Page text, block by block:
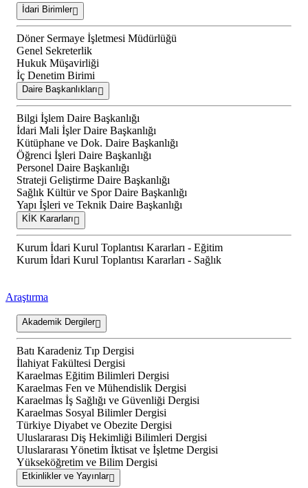
İdari Birimler
Döner Sermaye İşletmesi Müdürlüğü
Genel Sekreterlik
Hukuk Müşavirliği
İç Denetim Birimi
Daire Başkanlıkları
Bilgi İşlem Daire Başkanlığı
İdari Mali İşler Daire Başkanlığı
Kütüphane ve Dok. Daire Başkanlığı
Öğrenci İşleri Daire Başkanlığı
Personel Daire Başkanlığı
Strateji Geliştirme Daire Başkanlığı
Sağlık Kültür ve Spor Daire Başkanlığı
Yapı İşleri ve Teknik Daire Başkanlığı
KİK Kararları
Kurum İdari Kurul Toplantısı Kararları - Eğitim
Kurum İdari Kurul Toplantısı Kararları - Sağlık
Araştırma
Akademik Dergiler
Batı Karadeniz Tıp Dergisi
İlahiyat Fakültesi Dergisi
Karaelmas Eğitim Bilimleri Dergisi
Karaelmas Fen ve Mühendislik Dergisi
Karaelmas İş Sağlığı ve Güvenliği Dergisi
Karaelmas Sosyal Bilimler Dergisi
Türkiye Diyabet ve Obezite Dergisi
Uluslararası Diş Hekimliği Bilimleri Dergisi
Uluslararası Yönetim İktisat ve İşletme Dergisi
Yükseköğretim ve Bilim Dergisi
Etkinlikler ve Yayınlar